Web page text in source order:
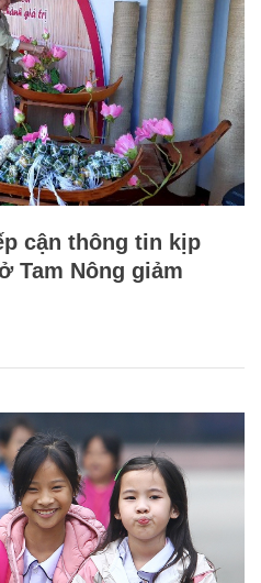
cận thông tin kịp
Tam Nông giảm